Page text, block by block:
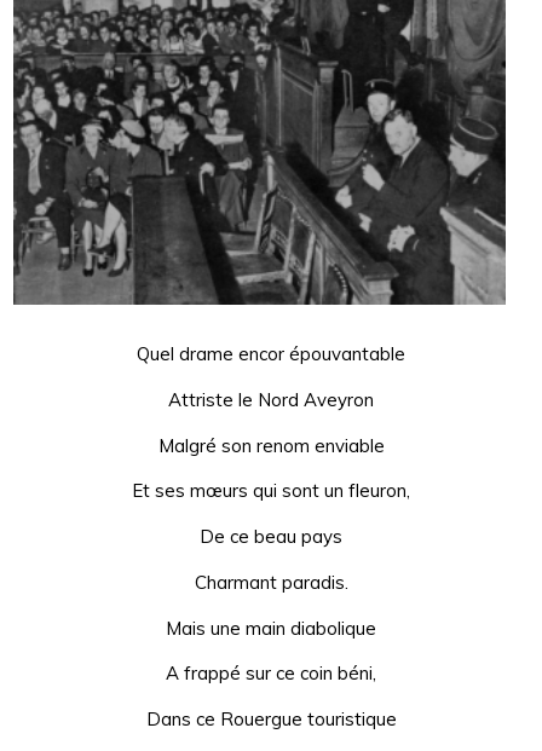
Quel drame encor épouvantable
Attriste le Nord Aveyron
Malgré son renom enviable
Et ses mœurs qui sont un fleuron,
De ce beau pays
Charmant paradis.
Mais une main diabolique
A frappé sur ce coin béni,
Dans ce Rouergue touristique